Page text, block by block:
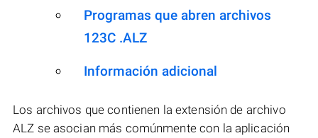
Programas que abren archivos
123C .ALZ
Información adicional
Los archivos que contienen la extensión de archivo
ALZ se asocian más comúnmente con la aplicación